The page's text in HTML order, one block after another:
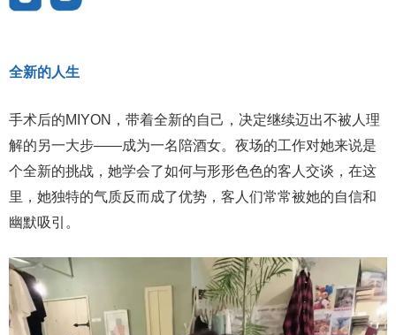
全新的人生
手术后的MIYON，带着全新的自己，决定继续迈出不被人理
解的另一大步——成为一名陪酒女。夜场的工作对她来说是
个全新的挑战，她学会了如何与形形色色的客人交谈，在这
里，她独特的气质反而成了优势，客人们常常被她的自信和
幽默吸引。